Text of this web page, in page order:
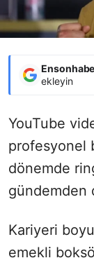
ekleyin
YouTube
profesyonel
dönemde
gündemden
Kariyeri
emekli